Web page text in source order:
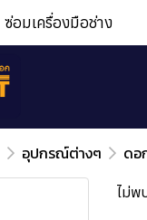
ซ่อมเครื่องมือช่าง
อุปกรณ์ต่างๆ ดอ
ไม่พ